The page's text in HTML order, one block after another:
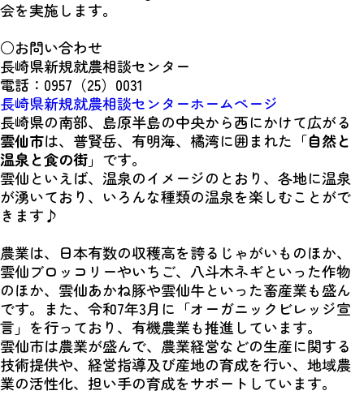
会を実施します。
○お問い合わせ
長崎県新規就農相談センター
電話：0957（25）0031
長崎県新規就農相談センターホームページ
長崎県の南部、島原半島の中央から西にかけて広がる
雲仙市は、普賢岳、有明海、橘湾に囲まれた「自然と
温泉と食の街」です。
雲仙といえば、温泉のイメージのとおり、各地に温泉
が湧いており、いろんな種類の温泉を楽しむことがで
きます♪
農業は、日本有数の収穫高を誇るじゃがいものほか、
雲仙ブロッコリーやいちご、八斗木ネギといった作物
のほか、雲仙あかね豚や雲仙牛といった畜産業も盛ん
です。また、令和7年3月に「オーガニックビレッジ宣
言」を行っており、有機農業も推進しています。
雲仙市は農業が盛んで、農業経営などの生産に関する
技術提供や、経営指導及び産地の育成を行い、地域農
業の活性化、担い手の育成をサポートしています。